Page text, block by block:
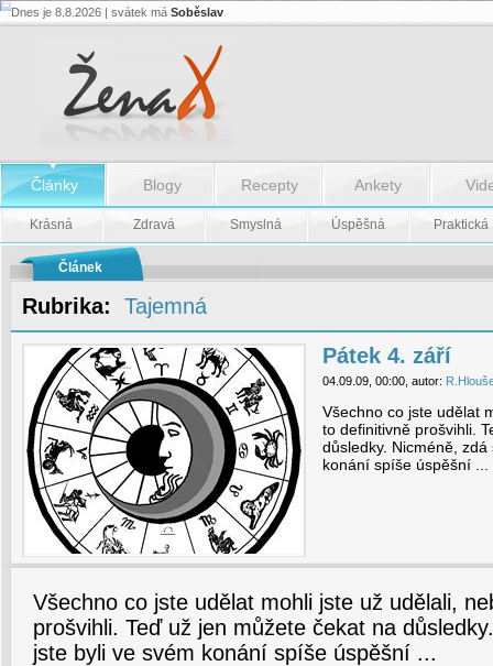
Pátek
Dnes je 8.8.2026 | svátek má Soběslav
Články Blogy Recepty Ankety
Krásná Zdravá Smyslná Úspěšná Praktická
Článek
Rubrika: Tajemná
Pátek 4. září
04.09.09, 00:00, autor:
Všechno co jste udělat
to definitivně prošvihli.
důsledky. Nicméně,
konání spíše úspěšní ...
Všechno co jste udělat mohli jste už udělali,
prošvihli. Teď už jen můžete čekat na
jste byli ve svém konání spíše úspěšní ...